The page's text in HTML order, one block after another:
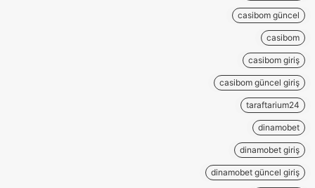
casibom güncel
casibom
casibom giriş
casibom güncel giriş
taraftarium24
dinamobet
dinamobet giriş
dinamobet güncel giriş